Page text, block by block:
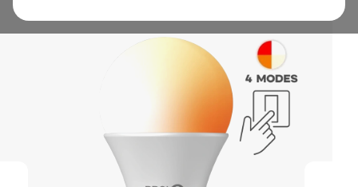
produktu